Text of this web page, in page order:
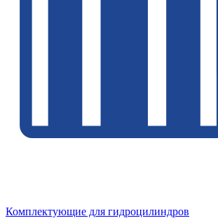
Комплектующие для гидроцилиндров